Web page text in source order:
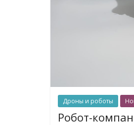
Дроны и роботы
Робот-